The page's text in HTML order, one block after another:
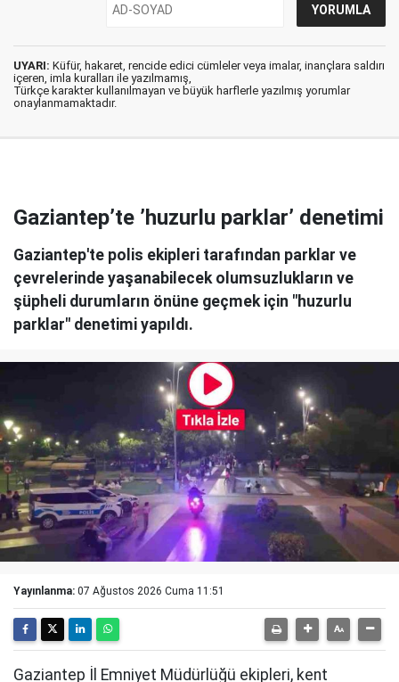
UYARI: Küfür, hakaret, rencide edici cümleler veya imalar, inançlara saldırı
içeren, imla kuralları ile yazılmamış,
Türkçe karakter kullanılmayan ve büyük harflerle yazılmış yorumlar
onaylanmamaktadır.
Gaziantep’te ’huzurlu parklar’ denetimi
Gaziantep'te polis ekipleri tarafından parklar ve
çevrelerinde yaşanabilecek olumsuzlukların ve
şüpheli durumların önüne geçmek için "huzurlu
parklar" denetimi yapıldı.
Yayınlanma: 07 Ağustos 2026 Cuma 11:51
Gaziantep İl Emniyet Müdürlüğü ekipleri, kent